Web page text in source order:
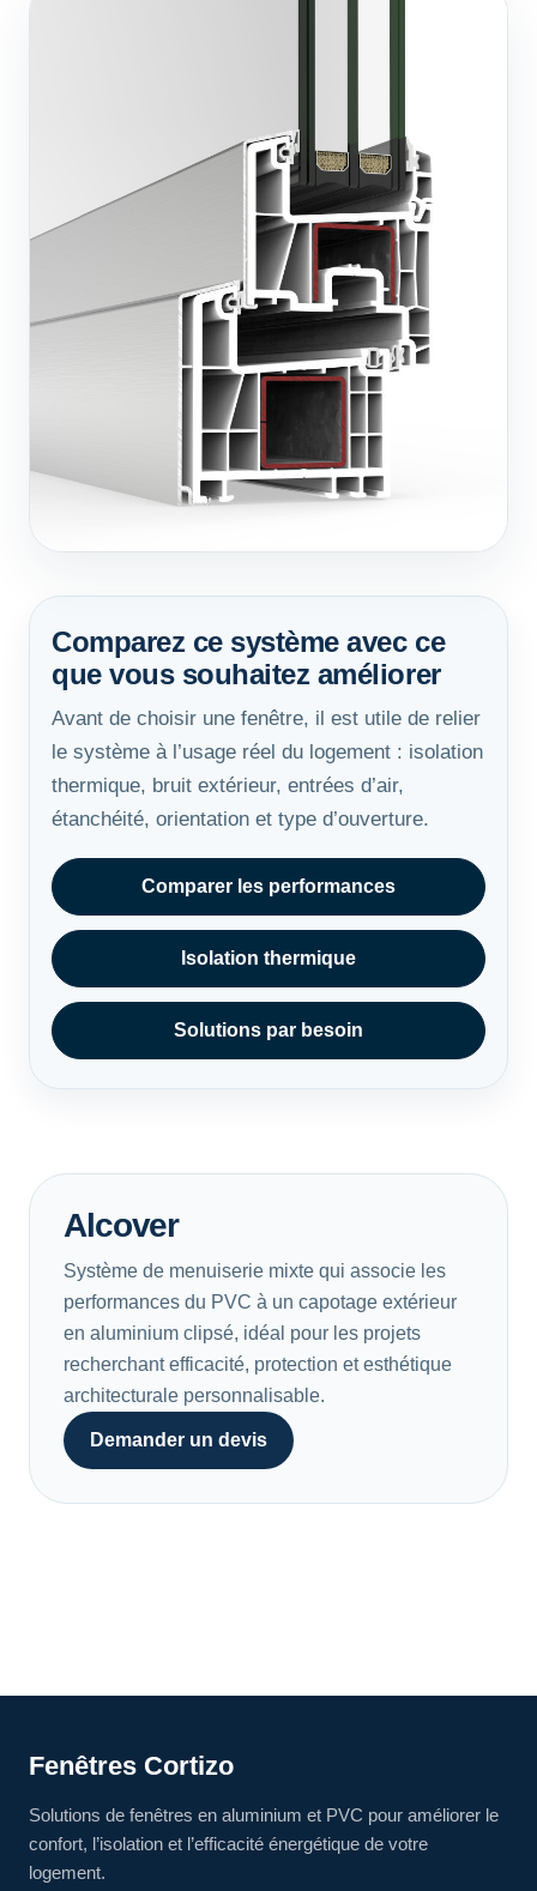
Comparez ce système avec ce
que vous souhaitez améliorer
Avant de choisir une fenêtre, il est utile de relier
le système à l’usage réel du logement : isolation
thermique, bruit extérieur, entrées d’air,
étanchéité, orientation et type d’ouverture.
Comparer les performances
Isolation thermique
Solutions par besoin
Alcover
Système de menuiserie mixte qui associe les
performances du PVC à un capotage extérieur
en aluminium clipsé, idéal pour les projets
recherchant efficacité, protection et esthétique
architecturale personnalisable.
Demander un devis
Fenêtres Cortizo
Solutions de fenêtres en aluminium et PVC pour améliorer le
confort, l’isolation et l’efficacité énergétique de votre
logement.